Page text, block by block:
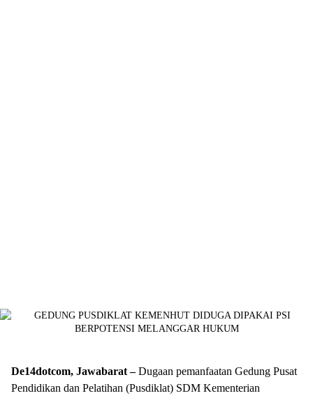
De14dotcom, Jawabarat –Dugaan pemanfaatan Gedung Pusat
Pendidikan dan Pelatihan (Pusdiklat) SDM Kementerian